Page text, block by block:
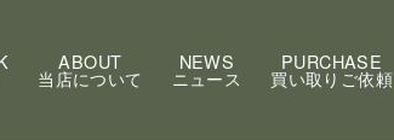
ABOUT
当店について
NEWS
ニュース
PURCHASE
買い取りご依頼